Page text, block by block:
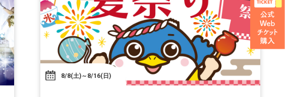
8/8(土)～8/16(日)